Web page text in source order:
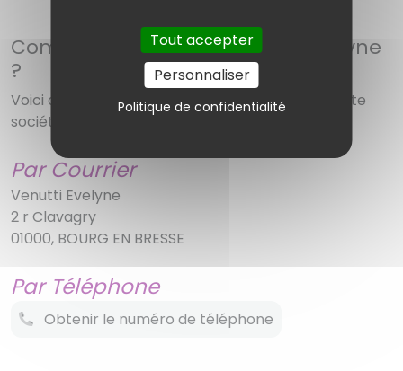
Tout accepter
Personnaliser
Politique de confidentialité
Comment contacter Venutti Evelyne
?
Voici diverses solutions pour réussir à joindre cette
société
Par Courrier
Venutti Evelyne
2 r Clavagry
01000, BOURG EN BRESSE
Par Téléphone
Obtenir le numéro de téléphone